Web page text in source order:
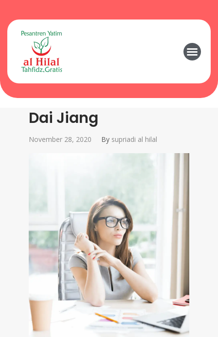
Dai Jiang
November 28, 2020 By supriadi al hilal